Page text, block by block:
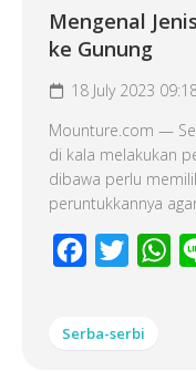
Mengenal
ke Gunung
18 July 2023
Mounture.com —
di kala melakukan
dibawa perlu
peruntukkannya
Facebook
Twitter
Serba-serbi